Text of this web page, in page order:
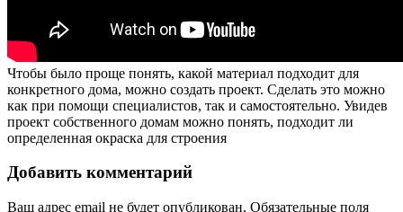
Чтобы было проще понять, какой материал подходит для
конкретного дома, можно создать проект. Сделать это можно
как при помощи специалистов, так и самостоятельно. Увидев
проект собственного домам можно понять, подходит ли
определенная окраска для строения
Добавить комментарий
Ваш адрес email не будет опубликован. Обязательные поля